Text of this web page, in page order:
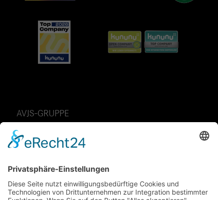
AVJS-GRUPPE
AvJS Personal auf Zeit GmbH
Telefon: 49 (0) 9 06 – 7 05 85 -0
Telefax: 49 (0) 9 06 – 7 05 85 70